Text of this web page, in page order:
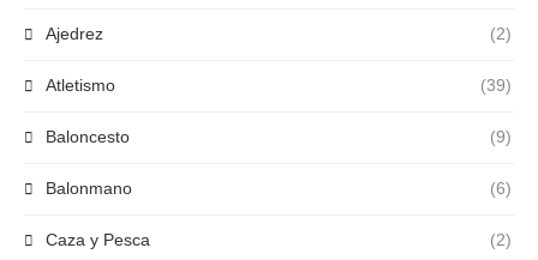
Ajedrez (2)
Atletismo (39)
Baloncesto (9)
Balonmano (6)
Caza y Pesca (2)